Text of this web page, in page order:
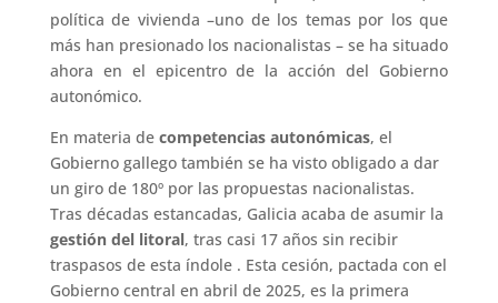
política de vivienda –uno de los temas por los que
más han presionado los nacionalistas – se ha situado
ahora en el epicentro de la acción del Gobierno
autonómico.
En materia de competencias autonómicas, el
Gobierno gallego también se ha visto obligado a dar
un giro de 180º por las propuestas nacionalistas.
Tras décadas estancadas, Galicia acaba de asumir la
gestión del litoral, tras casi 17 años sin recibir
traspasos de esta índole . Esta cesión, pactada con el
Gobierno central en abril de 2025, es la primera